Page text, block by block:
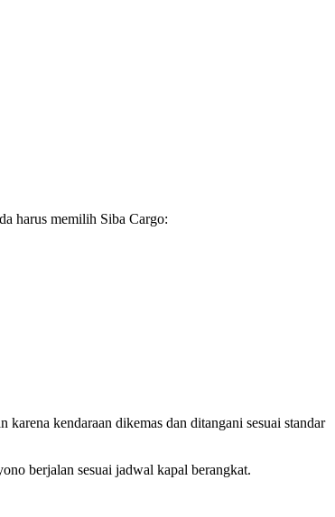
harus memilih Siba Cargo:
karena kendaraan dikemas dan ditangani sesuai standar
berjalan sesuai jadwal kapal berangkat.